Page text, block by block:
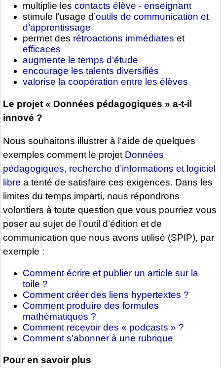
multiplie les contacts élève - enseignant
stimule l’usage d’outils de communication et
d’apprentissage
permet des rétroactions immédiates et
efficaces
augmente le temps d’étude
encourage les talents diversifiés
valorise la coopération entre les élèves
Le projet « Données pédagogiques » a-t-il
innové ?
Nous souhaitons illustrer à l’aide de quelques
exemples comment le projet Données
pédagogiques, recherche d’informations et logiciel
libre a tenté de satisfaire ces exigences. Dans les
limites du temps imparti, nous répondrons
volontiers à toute question que vous pourriez vous
poser au sujet de l’outil d’édition et de
communication que nous avons utilisé (SPIP), par
exemple :
Comment écrire et publier un article sur la
toile ?
Comment créer des liens hypertextes ?
Comment produire des formules
mathématiques ?
Comment recevoir des « podcasts » ?
Comment s’abonner à une rubrique
Pour en savoir plus